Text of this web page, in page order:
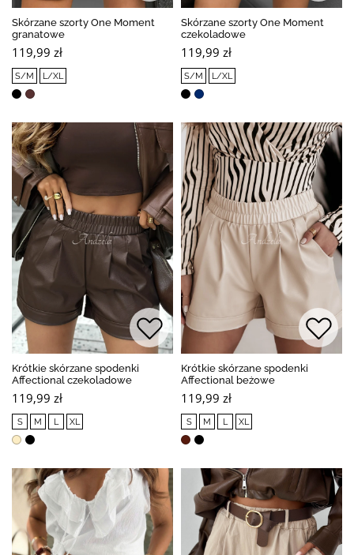
Skórzane szorty One Moment
granatowe
119,99 zł
S/M L/XL
Skórzane szorty One Moment
czekoladowe
119,99 zł
S/M L/XL
Krótkie skórzane spodenki
Affectional czekoladowe
119,99 zł
S M L XL
Krótkie skórzane spodenki
Affectional beżowe
119,99 zł
S M L XL